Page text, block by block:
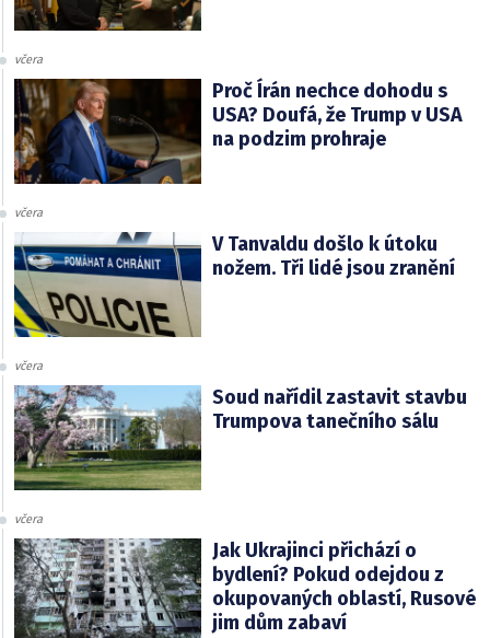
včera
Proč Írán nechce dohodu s
USA? Doufá, že Trump v USA
na podzim prohraje
včera
V Tanvaldu došlo k útoku
nožem. Tři lidé jsou zranění
včera
Soud nařídil zastavit stavbu
Trumpova tanečního sálu
včera
Jak Ukrajinci přichází o
bydlení? Pokud odejdou z
okupovaných oblastí, Rusové
jim dům zabaví